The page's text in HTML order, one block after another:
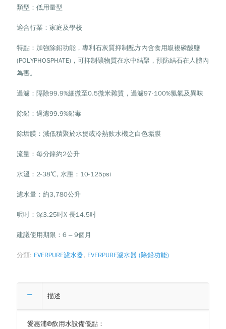
類型：低用量型
適合行業：家庭及學校
特點：加強除鉛功能，專利石灰質抑制配方內含食用級複磷酸鹽
(POLYPHOSPHATE)，可抑制礦物質在水中結聚，預防結石在人體內
為害。
過濾：隔除99.9%細微至0.5微米雜質，過濾97-100%氯氣及異味
除鉛：過濾99.9%鉛毒
除垢膜：減低積聚於水煲或冷熱飲水機之白色垢膜
流量：每分鐘約2公升
水溫：2-38℃, 水壓：10-125psi
濾水量：約3,780公升
呎吋：深3.25吋X 長14.5吋
建議使用期限：6 – 9個月
分類: EVERPURE濾水器, EVERPURE濾水器 (除鉛功能)
描述
愛惠浦®飲用水設備優點：